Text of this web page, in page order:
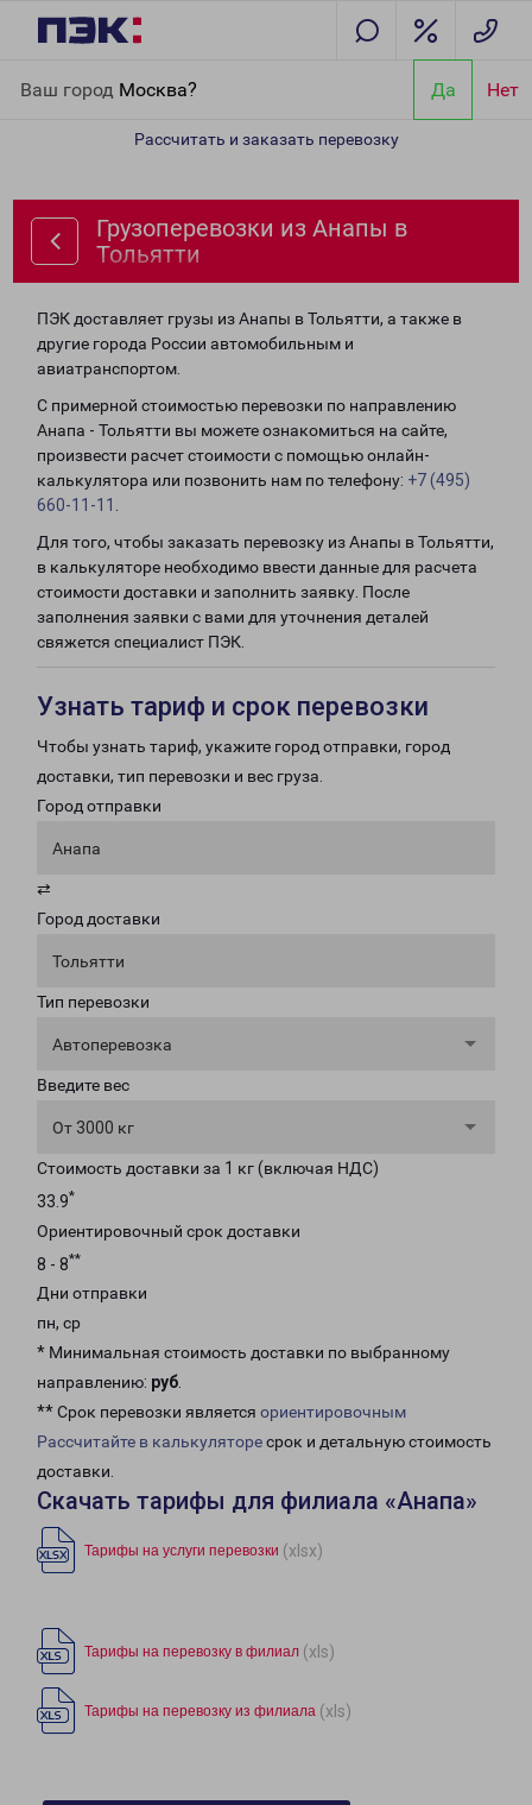
Ваш город Москва? Да Нет
Рассчитать и заказать перевозку
Грузоперевозки из Анапы в
Тольятти
ПЭК доставляет грузы из Анапы в Тольятти, а также в
другие города России автомобильным и
авиатранспортом.
С примерной стоимостью перевозки по направлению
Анапа - Тольятти вы можете ознакомиться на сайте,
произвести расчет стоимости с помощью онлайн-
калькулятора или позвонить нам по телефону: +7 (495)
660-11-11
Для того, чтобы заказать перевозку из Анапы в Тольятти,
в калькуляторе необходимо ввести данные для расчета
стоимости доставки и заполнить заявку. После
заполнения заявки с вами для уточнения деталей
свяжется специалист ПЭК.
Узнать тариф и срок перевозки
Чтобы узнать тариф, укажите город отправки, город
доставки, тип перевозки и вес груза.
Город отправки
Анапа
⇄
Город доставки
Тольятти
Тип перевозки
Автоперевозка
Введите вес
От 3000 кг
Стоимость доставки за 1 кг (включая НДС)
33.9*
Ориентировочный срок доставки
8 - 8**
Дни отправки
пн, ср
* Минимальная стоимость доставки по выбранному
направлению: руб.
** Срок перевозки является ориентировочным
Рассчитайте в калькуляторесрок и детальную стоимость
доставки.
Скачать тарифы для филиала «Анапа»
Тарифы на услуги перевозки (xlsx)
Тарифы на перевозку в филиал (xls)
Тарифы на перевозку из филиала (xls)